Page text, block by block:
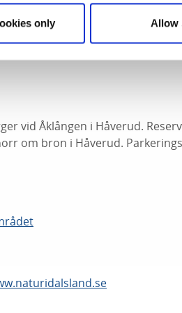
only Allow
En annan led (orange)
Buterud. Ramslöken blommar
vid Åklången i Håverud.
om bron i Håverud.